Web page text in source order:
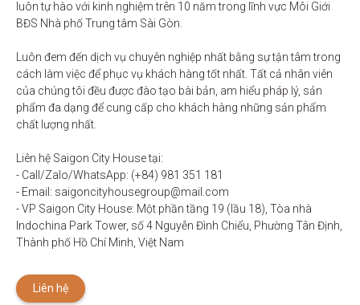
luôn tự hào với kinh nghiệm trên 10 năm trong lĩnh vực Môi Giới
BĐS Nhà phố Trung tâm Sài Gòn.
Luôn đem đến dịch vụ chuyên nghiệp nhất bằng sự tận tâm trong
cách làm việc để phục vụ khách hàng tốt nhất. Tất cả nhân viên
của chúng tôi đều được đào tạo bài bản, am hiểu pháp lý, sản
phẩm đa dạng để cung cấp cho khách hàng những sản phẩm
chất lượng nhất.
Liên hệ Saigon City House tại:
- Call/Zalo/WhatsApp: (+84) 981 351 181
- Email: saigoncityhousegroup@mail.com
- VP Saigon City House: Một phần tầng 19 (lầu 18), Tòa nhà
Indochina Park Tower, số 4 Nguyễn Đình Chiểu, Phường Tân Định,
Thành phố Hồ Chí Minh, Việt Nam
Liên hệ